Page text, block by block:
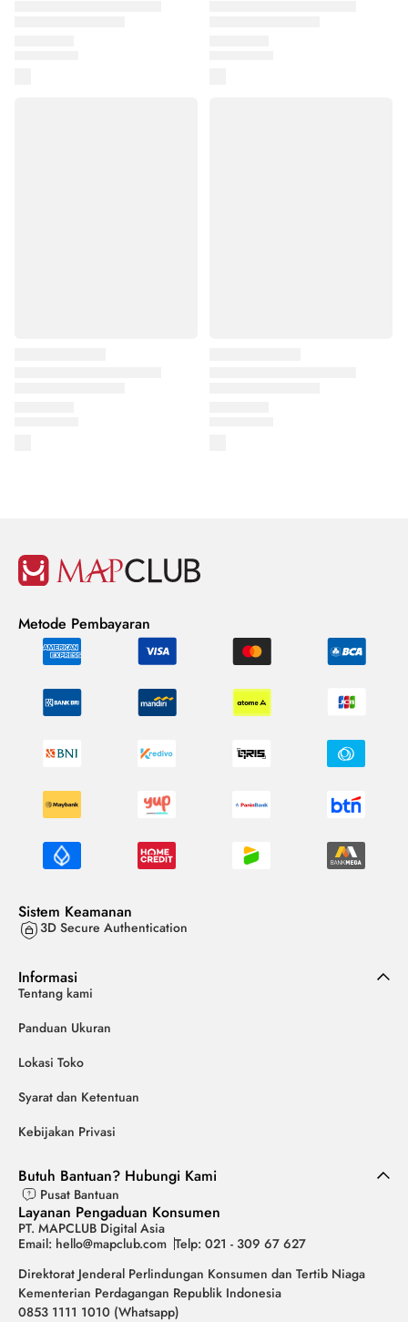
Metode Pembayaran
Sistem Keamanan
3D Secure Authentication
Informasi
Tentang kami
Panduan Ukuran
Lokasi Toko
Syarat dan Ketentuan
Kebijakan Privasi
Butuh Bantuan? Hubungi Kami
Pusat Bantuan
Layanan Pengaduan Konsumen
PT. MAPCLUB Digital Asia
Email: hello@mapclub.com Telp: 021 - 309 67 627
Direktorat Jenderal Perlindungan Konsumen dan Tertib Niaga
Kementerian Perdagangan Republik Indonesia
0853 1111 1010 (Whatsapp)